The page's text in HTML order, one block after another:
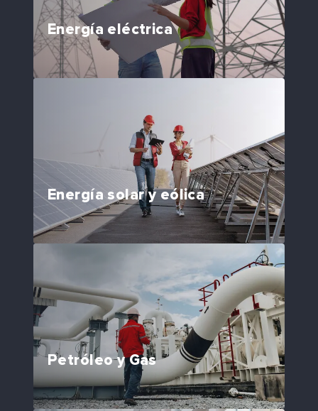
Energía eléctrica
Energía solar y eólica
Petróleo y Gas